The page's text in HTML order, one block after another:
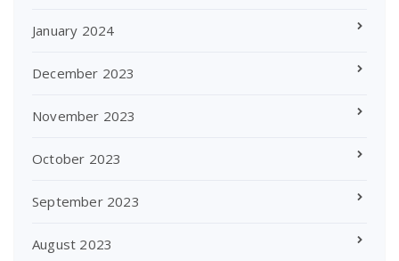
January 2024
December 2023
November 2023
October 2023
September 2023
August 2023